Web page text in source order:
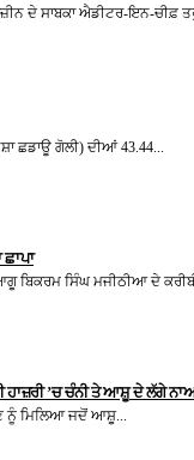
ਦੇ ਸਾਬਕਾ ਐਡੀਟਰ-ਇਨ-ਚੀਫ਼
ਛਡਾਊ ਗੋਲੀ) ਦੀਆਂ 43.44...
ਬਿਕਰਮ ਸਿੰਘ ਮਜੀਠੀਆ ਦੇ
ਹਾਜ਼ਰੀ ’ਚ ਚੰਨੀ ਤੇ ਆਸ਼ੂ ਦੇ ਲੱਗੇ
ਨੂੰ ਮਿਲਿਆ ਜਦੋਂ ਆਸ਼ੂ...